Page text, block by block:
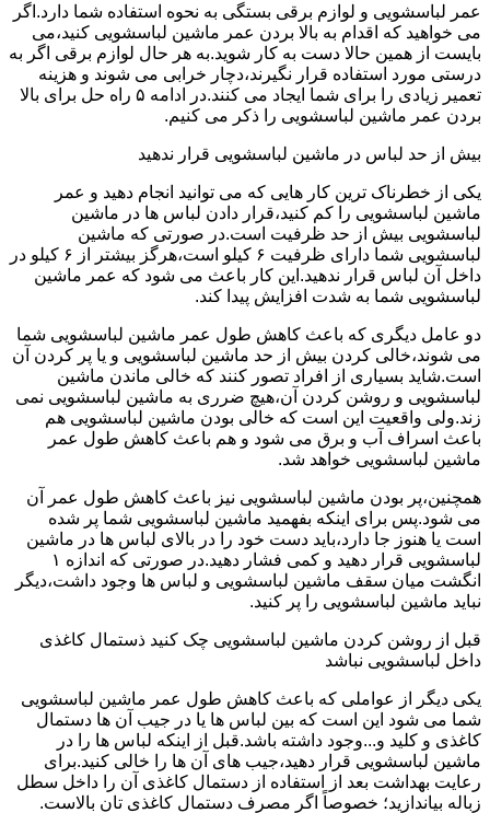
عمر لباسشویی و لوازم برقی بستگی به نحوه استفاده شما دارد.اگر
می خواهید که اقدام به بالا بردن عمر ماشین لباسشویی کنید،می
بایست از همین حالا دست به کار شوید.به هر حال لوازم برقی اگر به
درستی مورد استفاده قرار نگیرند،دچار خرابی می شوند و هزینه
تعمیر زیادی را برای شما ایجاد می کنند.در ادامه ۵ راه حل برای بالا
بردن عمر ماشین لباسشویی را ذکر می کنیم.
بیش از حد لباس در ماشین لباسشویی قرار ندهید
یکی از خطرناک ترین کار هایی که می توانید انجام دهید و عمر
ماشین لباسشویی را کم کنید،قرار دادن لباس ها در ماشین
لباسشویی بیش از حد ظرفیت است.در صورتی که ماشین
لباسشویی شما دارای ظرفیت ۶ کیلو است،هرگز بیشتر از ۶ کیلو در
داخل آن لباس قرار ندهید.این کار باعث می شود که عمر ماشین
لباسشویی شما به شدت افزایش پیدا کند.
دو عامل دیگری که باعث کاهش طول عمر ماشین لباسشویی شما
می شوند،خالی کردن بیش از حد ماشین لباسشویی و یا پر کردن آن
است.شاید بسیاری از افراد تصور کنند که خالی ماندن ماشین
لباسشویی و روشن کردن آن،هیچ ضرری به ماشین لباسشویی نمی
زند.ولی واقعیت این است که خالی بودن ماشین لباسشویی هم
باعث اسراف آب و برق می شود و هم باعث کاهش طول عمر
ماشین لباسشویی خواهد شد.
همچنین،پر بودن ماشین لباسشویی نیز باعث کاهش طول عمر آن
می شود.پس برای اینکه بفهمید ماشین لباسشویی شما پر شده
است یا هنوز جا دارد،باید دست خود را در بالای لباس ها در ماشین
لباسشویی قرار دهید و کمی فشار دهید.در صورتی که اندازه ۱
انگشت میان سقف ماشین لباسشویی و لباس ها وجود داشت،دیگر
نباید ماشین لباسشویی را پر کنید.
قبل از روشن کردن ماشین لباسشویی چک کنید ذستمال کاغذی
داخل لباسشویی نباشد
یکی دیگر از عواملی که باعث کاهش طول عمر ماشین لباسشویی
شما می شود این است که بین لباس ها یا در جیب آن ها دستمال
کاغذی و کلید و...وجود داشته باشد.قبل از اینکه لباس ها را در
ماشین لباسشویی قرار دهید،جیب های آن ها را خالی کنید.برای
رعایت بهداشت بعد از استفاده از دستمال کاغذی آن را داخل سطل
زباله بیاندازید؛ خصوصاً اگر مصرف دستمال کاغذی تان بالاست.